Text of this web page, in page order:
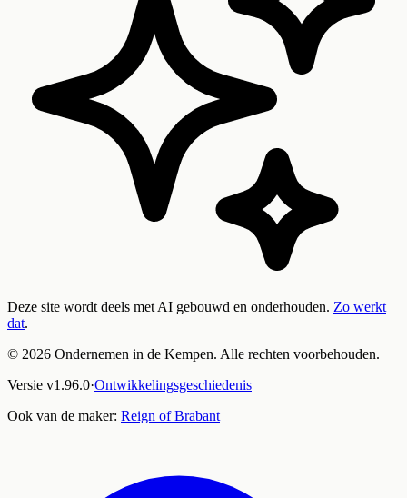
Deze site wordt deels met AI gebouwd en onderhouden. Zo werkt
dat.
© 2026 Ondernemen in de Kempen. Alle rechten voorbehouden.
Versie v1.96.0·Ontwikkelingsgeschiedenis
Ook van de maker: Reign of Brabant